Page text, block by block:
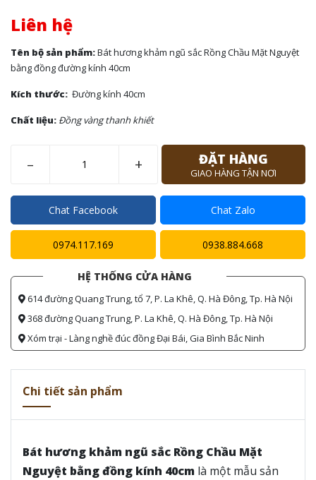
Liên hệ
Tên bộ sản phẩm:Bát hương khảm ngũ sắc Rồng Chầu Mặt Nguyệt
bằng đồng đường kính 40cm
Kích thước: Đường kính 40cm
Chất liệu: Đồng vàng thanh khiết
– + ĐẶT HÀNG
GIAO HÀNG TẬN NƠI
Chat Facebook Chat Zalo
0974.117.169 0938.884.668
HỆ THỐNG CỬA HÀNG
614 đường Quang Trung, tổ 7, P. La Khê, Q. Hà Đông, Tp. Hà Nội
368 đường Quang Trung, P. La Khê, Q. Hà Đông, Tp. Hà Nội
Xóm trại - Làng nghề đúc đồng Đại Bái, Gia Bình Bắc Ninh
Chi tiết sản phẩm
Bát hương khảm ngũ sắc Rồng Chầu Mặt
Nguyệt bằng đồng kính 40cm là một mẫu sản